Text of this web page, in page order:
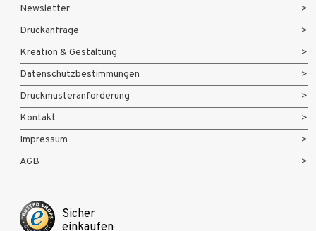
Newsletter
Druckanfrage
Kreation & Gestaltung
Datenschutzbestimmungen
Druckmusteranforderung
Kontakt
Impressum
AGB
Sicher
einkaufen